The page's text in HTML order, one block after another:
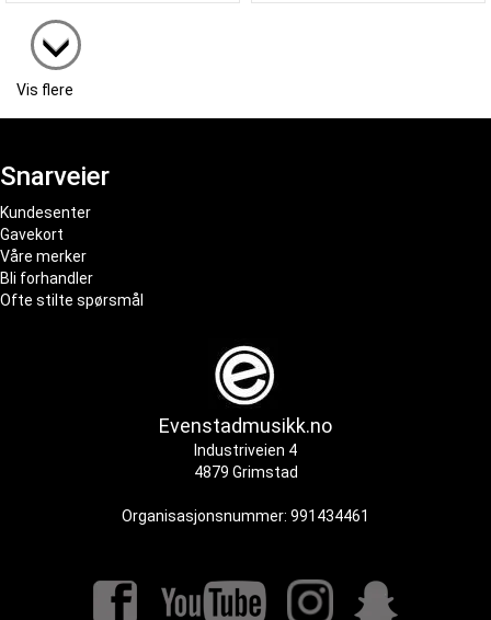
Vis flere
Snarveier
Kundesenter
Gavekort
Våre merker
Bli forhandler
Ofte stilte spørsmål
Evenstadmusikk.no
Industriveien 4
4879 Grimstad
Organisasjonsnummer: 991434461